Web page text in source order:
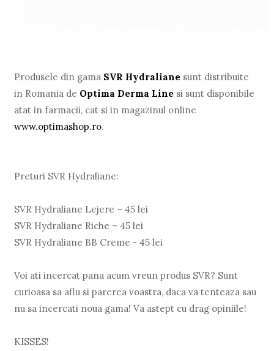
Produsele din gama SVR Hydraliane sunt distribuite
in Romania de Optima Derma Line si sunt disponibile
atat in farmacii, cat si in magazinul online
www.optimashop.ro.
Preturi SVR Hydraliane:
SVR Hydraliane Lejere – 45 lei
SVR Hydraliane Riche – 45 lei
SVR Hydraliane BB Creme - 45 lei
Voi ati incercat pana acum vreun produs SVR? Sunt
curioasa sa aflu si parerea voastra, daca va tenteaza sau
nu sa incercati noua gama! Va astept cu drag opiniile!
KISSES!